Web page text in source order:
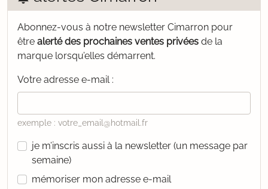
Abonnez-vous à notre newsletter Cimarron pour
être alerté des prochaines ventes privées de la
marque lorsqu’elles démarrent.
Votre adresse e-mail :
exemple : votre_email@hotmail.fr
je m’inscris aussi à la newsletter (un message par
semaine)
mémoriser mon adresse e-mail